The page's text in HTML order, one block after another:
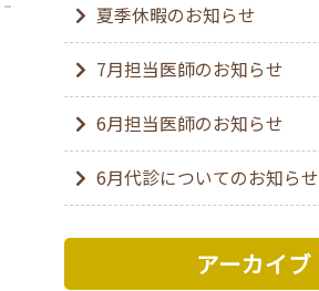
夏季休暇のお知らせ
7月担当医師のお知らせ
6月担当医師のお知らせ
6月代診についてのお知らせ
アーカイブ